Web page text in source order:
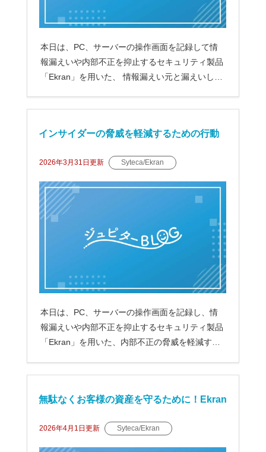
本日は、PC、サーバーの操作画面を記録して情
報漏えいや内部不正を抑止するセキュリティ製品
「Ekran」を用いた、 情報漏えい元と漏えいし
インサイダーの脅威を軽減するための行動
計画
2026年3月31日 更新 Syteca/Ekran
本日は、PC、サーバーの操作画面を記録し、情
報漏えいや内部不正を抑止するセキュリティ製品
「Ekran」を用いた、内部不正の脅威を軽減する
無駄なくお客様の資産を守るために！Ekran
ライセンスの数え方と構成
2026年4月1日更新 Syteca/Ekran